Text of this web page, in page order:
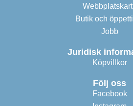
Butik och
Jobb
Juridisk
Köpvillkor
Följ oss
Facebook